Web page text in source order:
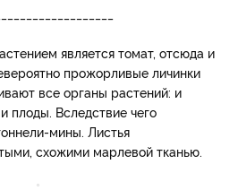
является томат, отсюда и
прожорливые личинки
все органы растений: и
плоды. Вследствие чего
мины. Листья
схожими марлевой тканью.